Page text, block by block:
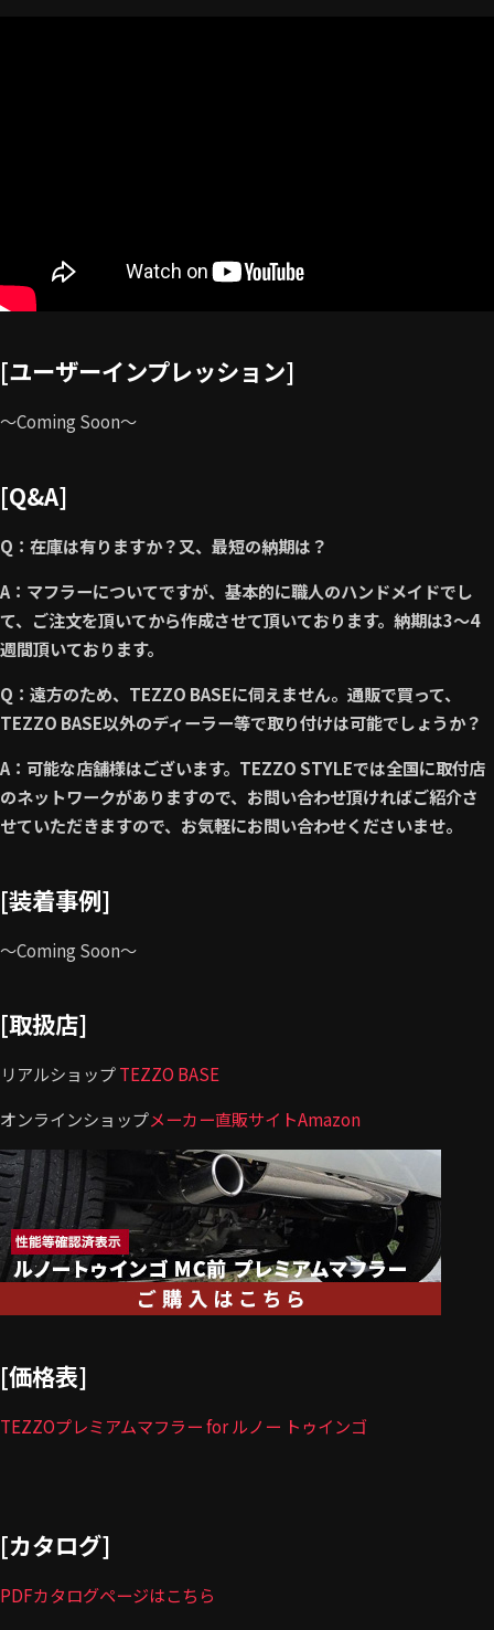
[ユーザーインプレッション]
～Coming Soon～
[Q&A]
Q ：在庫は有りますか？又、最短の納期は？
A ：マフラーについてですが、基本的に職人のハンドメイドでし
て、ご注文を頂いてから作成させて頂いております。納期は3〜4
週間頂いております。
Q ：遠方のため、 TEZZO BASEに伺えません。通販で買って、
TEZZO BASE以外のディーラー等で取り付けは可能でしょうか？
A：可能な店舗様はございます。TEZZO STYLEでは全国に取付店
のネットワークがありますので、お問い合わせ頂ければご紹介さ
せていただきますので、お気軽にお問い合わせくださいませ。
[装着事例]
～Coming Soon～
[取扱店]
リアルショップTEZZO BASE
オンラインショップメーカー直販サイトAmazon
[価格表]
TEZZOプレミアムマフラー for ルノー トゥインゴ
[カタログ]
PDFカタログページはこちら